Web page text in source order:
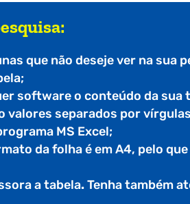
que não deseje ver na sua
software o conteúdo da sua
valores separados por
MS Excel;
da folha é em A4, pelo
a tabela.Tenha também